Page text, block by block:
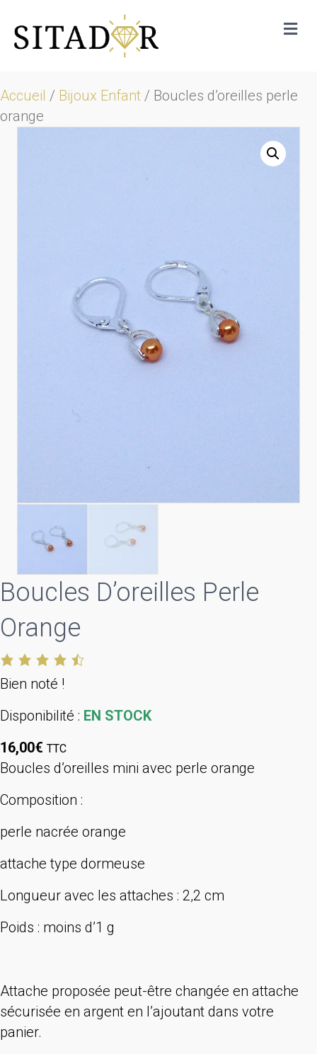
Accueil / Bijoux Enfant / Boucles d’oreilles perle
orange
Boucles D’oreilles Perle
Orange
Bien noté !
Disponibilité : EN STOCK
16,00€ TTC
Boucles d’oreilles mini avec perle orange
Composition :
perle nacrée orange
attache type dormeuse
Longueur avec les attaches : 2,2 cm
Poids : moins d’1 g
Attache proposée peut-être changée en attache
sécurisée en argent en l’ajoutant dans votre
panier.